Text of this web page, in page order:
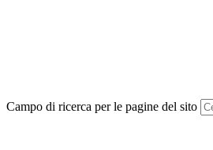
Campo di ricerca per le pagine del sito